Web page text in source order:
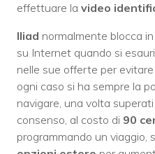
effettuare la video
Iliad normalmente blocca
su Internet quando si
nelle sue offerte per
ogni caso si ha sempre la
navigare, una volta
consenso, al costo di 90
programmando un viaggio,